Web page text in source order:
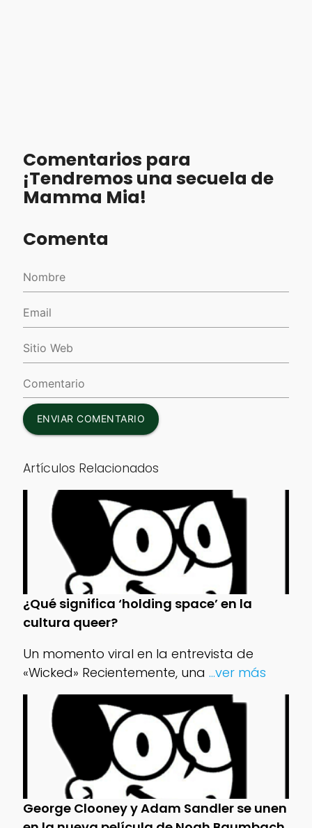
Comentarios para
¡Tendremos una secuela de
Mamma Mia!
Comenta
ENVIAR COMENTARIO
Artículos Relacionados
¿Qué significa ‘holding space’ en la
cultura queer?
Un momento viral en la entrevista de
«Wicked» Recientemente, una ...ver más
George Clooney y Adam Sandler se unen